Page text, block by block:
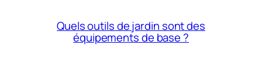
Quels outils de jardin sont des
équipements de base ?